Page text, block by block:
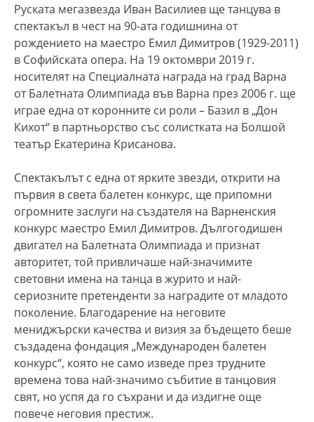
Руската мегазвезда Иван Василиев ще танцува в
спектакъл в чест на 90-ата годишнина от
рождението на маестро Емил Димитров (1929-2011)
в Софийската опера. На 19 октомври 2019 г.
носителят на Специалната награда на град Варна
от Балетната Олимпиада във Варна през 2006 г. ще
играе една от коронните си роли – Базил в „Дон
Кихот“ в партньорство със солистката на Болшой
театър Екатерина Крисанова.
Спектакълът с една от ярките звезди, открити на
първия в света балетен конкурс, ще припомни
огромните заслуги на създателя на Варненския
конкурс маестро Емил Димитров. Дългогодишен
двигател на Балетната Олимпиада и признат
авторитет, той привличаше най-значимите
световни имена на танца в журито и най-
сериозните претенденти за наградите от младото
поколение. Благодарение на неговите
мениджърски качества и визия за бъдещето беше
създадена фондация „Международен балетен
конкурс“, която не само изведе през трудните
времена това най-значимо събитие в танцовия
свят, но успя да го съхрани и да издигне още
повече неговия престиж.